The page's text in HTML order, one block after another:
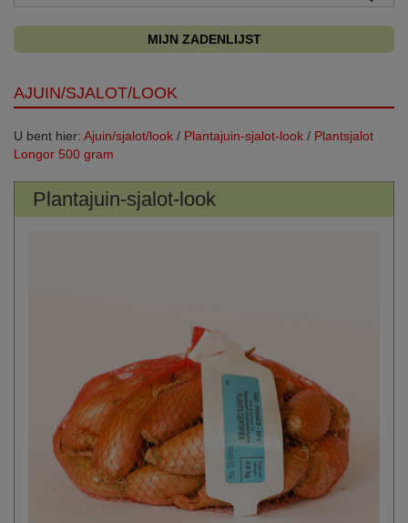
MIJN ZADENLIJST
AJUIN/SJALOT/LOOK
U bent hier: Ajuin/sjalot/look / Plantajuin-sjalot-look / Plantsjalot
Longor 500 gram
Plantajuin-sjalot-look